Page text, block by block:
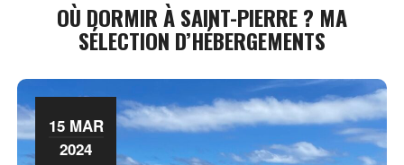
OÙ DORMIR À SAINT-PIERRE ? MA
SÉLECTION D’HÉBERGEMENTS
15 MAR
2024